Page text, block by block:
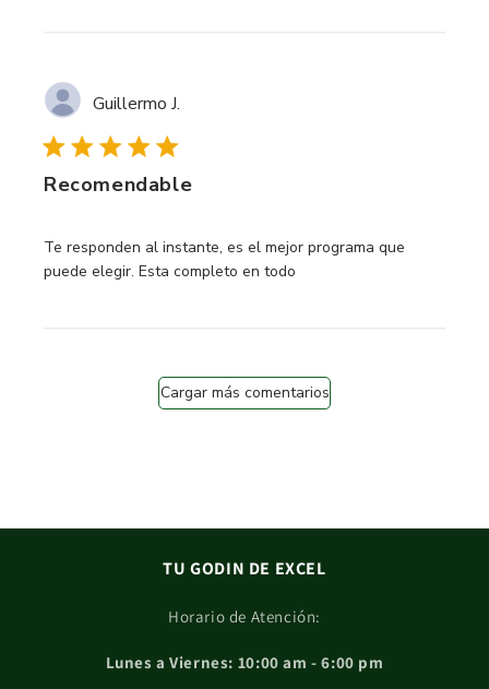
Guillermo J.
Recomendable
Te responden al instante, es el mejor programa que
puede elegir. Esta completo en todo
read more about review content Te responden al
Cargar más comentarios
TU GODIN DE EXCEL
Horario de Atención:
Lunes a Viernes: 10:00 am - 6:00 pm